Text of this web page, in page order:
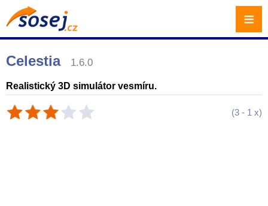
Celestia 1.6.0
Realistický 3D simulátor vesmíru.
(3 - 1 x)
≡